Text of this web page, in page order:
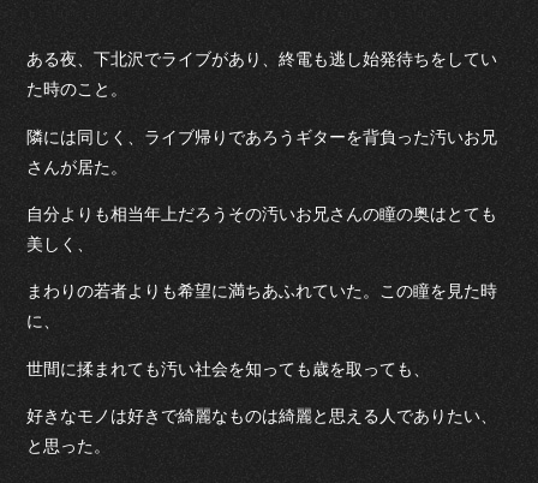
ある夜、下北沢でライブがあり、終電も逃し始発待ちをしてい
た時のこと。
隣には同じく、ライブ帰りであろうギターを背負った汚いお兄
さんが居た。
自分よりも相当年上だろうその汚いお兄さんの瞳の奥はとても
美しく、
まわりの若者よりも希望に満ちあふれていた。この瞳を見た時
に、
世間に揉まれても汚い社会を知っても歳を取っても、
好きなモノは好きで綺麗なものは綺麗と思える人でありたい、
と思った。